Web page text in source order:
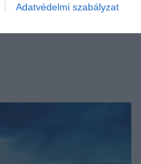
Adatvédelmi szabályzat